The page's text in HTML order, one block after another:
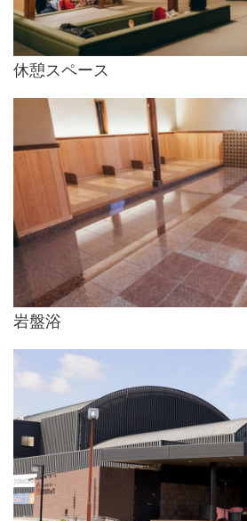
休憩スペース
岩盤浴